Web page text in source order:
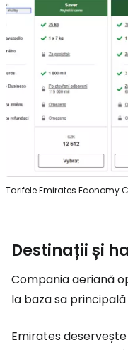
Tarifele Emirates Economy
Destinații și
Compania aeriană
la baza sa
Emirates